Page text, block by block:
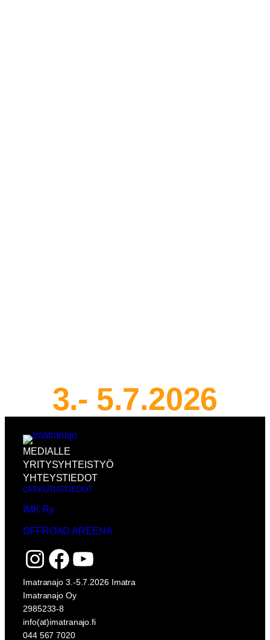
3.- 5.7.2026
MEDIALLE
YRITYSYHTEISTYÖ
YHTEYSTIEDOT
LASKUTUSTIEDOT
IMK Ry
OFFROAD AREENA
InstagramFacebook YouTube
Imatranajo 3.-5.7.2026 Imatra
Imatranajo Oy
2985233-8
info(at)imatranajo.fi
044 567 7020